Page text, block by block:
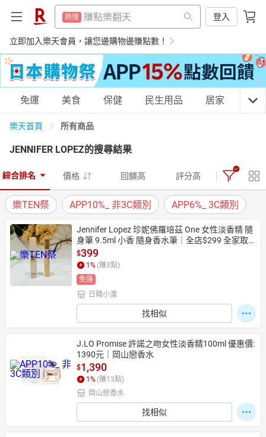
熱搜 賺點樂翻天
熱搜 299超取免運
熱搜 防颱專區
熱搜 平板電腦
吹風機
熱搜 點數10%
熱搜 熱門飯店推薦
登入
立即加入樂天會員，讓您邊購物邊賺點數！
熱搜 299超取免運
防颱專區
熱搜 平板電腦
熱搜 電子閱讀器
熱搜 微波爐
熱搜 床架
熱搜 吹風機
熱搜 點數10%
熱搜 熱門飯店推薦
購物網分類
居家生活 3C家電 運動休閒 親子玩具
女裝 男裝
免運 美食 保健 民生用品 居家 3C
樂天首頁 所有商品
JENNIFER LOPEZ的搜尋結果
綜合排名 價格 回饋高 評分高
樂TEN祭 APP10%_ 非3C類別 APP6%_ 3C類別
Jennifer Lopez 珍妮佛羅培茲 One 女性淡香精 隨
身筆 9.5ml 小香 隨身香水筆｜全店$299 全家取
貨免運｜領券9折｜APP下單最高再賺22%點數⚡
品牌香氛
$399
1 % (賺3點)
免運
日韓小潼
找相似
J.LO Promise 許諾之吻女性淡香精100ml 優惠價:
1390元｜岡山戀香水
$1,390
1 % (賺13點)
岡山戀香水
找相似